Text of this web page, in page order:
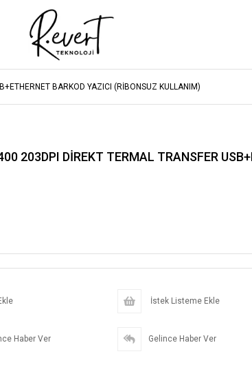
BARKOD YAZICI (RİBONSUZ KULLANIM)
203DPI DİREKT TERMAL TRANSFER
İstek Listeme Ekle
Haber Ver Gelince Haber Ver